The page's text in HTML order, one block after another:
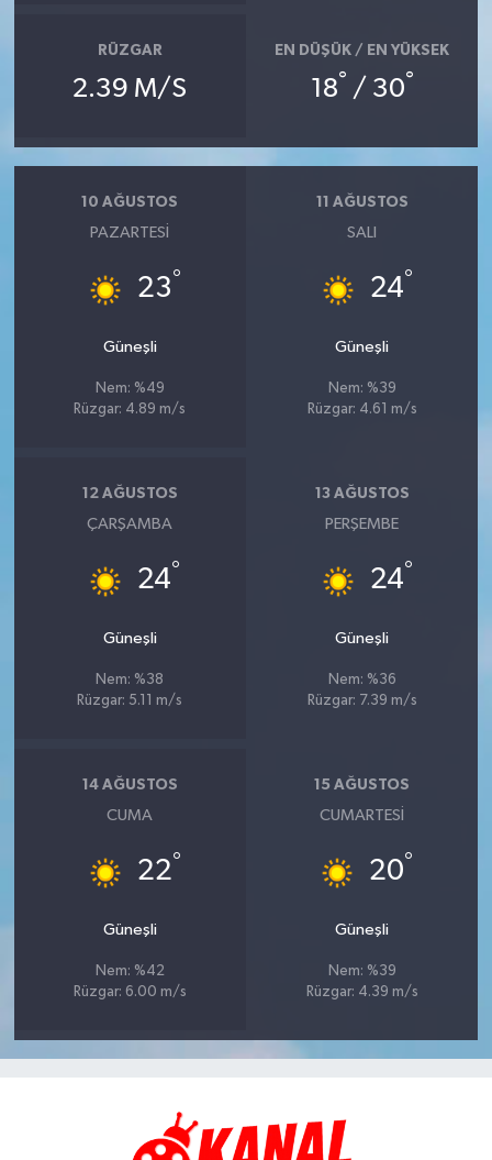
RÜZGAR
2.39 M/S
EN DÜŞÜK / EN YÜKSEK
18° / 30°
10 AĞUSTOS
PAZARTESI
23°
Güneşli
Nem: %49
Rüzgar: 4.89 m/s
11 AĞUSTOS
SALI
24°
Güneşli
Nem: %39
Rüzgar: 4.61 m/s
12 AĞUSTOS
ÇARŞAMBA
24°
Güneşli
Nem: %38
Rüzgar: 5.11 m/s
13 AĞUSTOS
PERŞEMBE
24°
Güneşli
Nem: %36
Rüzgar: 7.39 m/s
14 AĞUSTOS
CUMA
22°
Güneşli
Nem: %42
Rüzgar: 6.00 m/s
15 AĞUSTOS
CUMARTESI
20°
Güneşli
Nem: %39
Rüzgar: 4.39 m/s